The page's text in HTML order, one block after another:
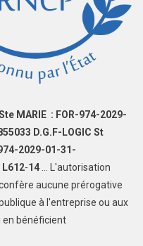
MARIE : FOR-974-2029-
D.G.F-LOGIC St
2029-01-31-
L612-14... L'autorisation
aucune prérogative
à l'entreprise ou aux
en bénéficient